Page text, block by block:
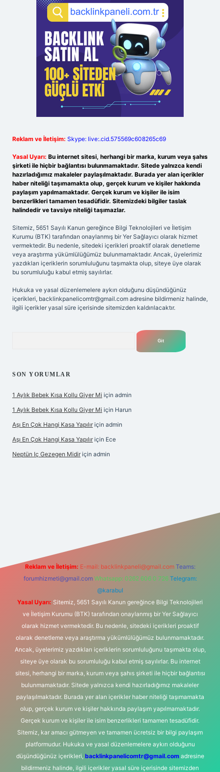
Reklam ve İletişim: Skype: live:.cid.575569c608265c69
Yasal Uyarı: Bu internet sitesi, herhangi bir marka, kurum veya şahıs
şirketi ile hiçbir bağlantısı bulunmamaktadır. Sitede yalnızca kendi
hazırladığımız makaleler paylaşılmaktadır. Burada yer alan içerikler
haber niteliği taşımamakta olup, gerçek kurum ve kişiler hakkında
paylaşım yapılmamaktadır. Gerçek kurum ve kişiler ile isim
benzerlikleri tamamen tesadüfidir. Sitemizdeki bilgiler taslak
halindedir ve tavsiye niteliği taşımazlar.
Sitemiz, 5651 Sayılı Kanun gereğince Bilgi Teknolojileri ve İletişim
Kurumu (BTK) tarafından onaylanmış bir Yer Sağlayıcı olarak hizmet
vermektedir. Bu nedenle, sitedeki içerikleri proaktif olarak denetleme
veya araştırma yükümlülüğümüz bulunmamaktadır. Ancak, üyelerimiz
yazdıkları içeriklerin sorumluluğunu taşımakta olup, siteye üye olarak
bu sorumluluğu kabul etmiş sayılırlar.
Hukuka ve yasal düzenlemelere aykırı olduğunu düşündüğünüz
içerikleri, backlinkpanelicomtr@gmail.com adresine bildirmeniz halinde,
ilgili içerikler yasal süre içerisinde sitemizden kaldırılacaktır.
SON YORUMLAR
1 Aylık Bebek Kısa Kollu Giyer Mi için admin
1 Aylık Bebek Kısa Kollu Giyer Mi için Harun
Aşı En Çok Hangi Kasa Yapılır için admin
Aşı En Çok Hangi Kasa Yapılır için Ece
Neptün Iç Gezegen Midir için admin
elexbet en iyi
Reklam ve İletişim: E-mail: backlinkpaneli@gmail.com Teams:
forumhizmeti@gmail.com Whatsapp: 0262 606 0 726 Telegram:
@karabul
Yasal Uyarı: Sitemiz, 5651 Sayılı Kanun gereğince Bilgi Teknolojileri
ve İletişim Kurumu (BTK) tarafından onaylanmış bir Yer Sağlayıcı
olarak hizmet vermektedir. Bu nedenle, sitedeki içerikleri proaktif
olarak denetleme veya araştırma yükümlülüğümüz bulunmamaktadır.
Ancak, üyelerimiz yazdıkları içeriklerin sorumluluğunu taşımakta olup,
siteye üye olarak bu sorumluluğu kabul etmiş sayılırlar. Bu internet
sitesi, herhangi bir marka, kurum veya şahıs şirketi ile hiçbir bağlantısı
bulunmamaktadır. Sitede yalnızca kendi hazırladığımız makaleler
paylaşılmaktadır. Burada yer alan içerikler haber niteliği taşımamakta
olup, gerçek kurum ve kişiler hakkında paylaşım yapılmamaktadır.
Gerçek kurum ve kişiler ile isim benzerlikleri tamamen tesadüfidir.
Sitemiz, kar amacı gütmeyen ve tamamen ücretsiz bir bilgi paylaşım
platformudur. Hukuka ve yasal düzenlemelere aykırı olduğunu
düşündüğünüz içerikleri, backlinkpanelicomtr@gmail.comadresine
bildirmeniz halinde, ilgili içerikler yasal süre içerisinde sitemizden